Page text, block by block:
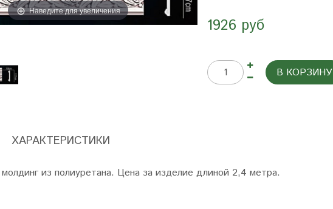
Наведите для увеличения
1926 руб
В КОРЗИНУ
ХАРАКТЕРИСТИКИ
из полиуретана. Цена за изделие длиной 2,4 метра.